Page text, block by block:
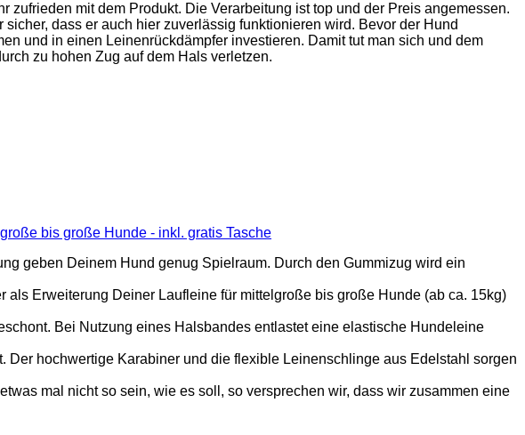
mit dem Produkt. Die Verarbeitung ist top und der Preis angemessen.
dass er auch hier zuverlässig funktionieren wird. Bevor der Hund
und in einen Leinenrückdämpfer investieren. Damit tut man sich und dem
zu hohen Zug auf dem Hals verletzen.
bis große Hunde - inkl. gratis Tasche
geben Deinem Hund genug Spielraum. Durch den Gummizug wird ein
Erweiterung Deiner Laufleine für mittelgroße bis große Hunde (ab ca. 15kg)
Bei Nutzung eines Halsbandes entlastet eine elastische Hundeleine
hochwertige Karabiner und die flexible Leinenschlinge aus Edelstahl sorgen
mal nicht so sein, wie es soll, so versprechen wir, dass wir zusammen eine